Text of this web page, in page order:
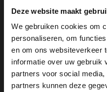
Deze website maakt
We gebruiken cookies om
personaliseren, om
en om ons websiteverkeer
informatie over uw gebruik
partners voor social
partners kunnen deze